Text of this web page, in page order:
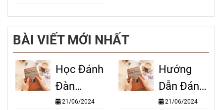
kalimba
nhanh
chóng,
hiệu quả
Kalimba
BÀI VIẾT MỚI NHẤT
Học Đánh
Đàn
Kalimba
21/06/2024
Hướng
Dẫn Đánh
Đàn
21/06/2024